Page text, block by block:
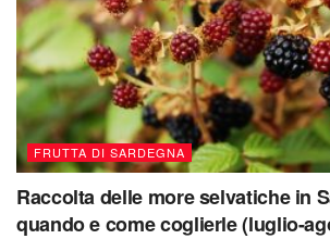
FRUTTA DI SARDEGNA
Raccolta delle more selvatiche in
quando e come coglierle (luglio-